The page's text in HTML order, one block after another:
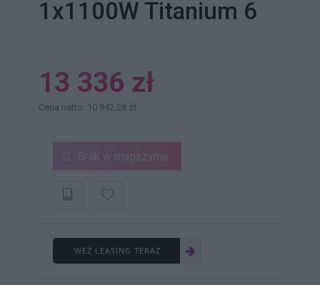
1x1100W Titanium 6
13 336 zł
Cena netto: 10 842,28 zł
Brak w magazynie
WEŹ LEASING TERAZ